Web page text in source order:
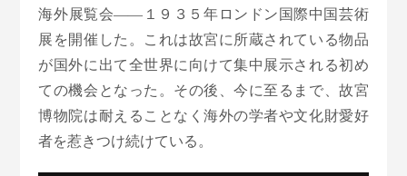
海外展覧会――１９３５年ロンドン国際中国芸術
展を開催した。これは故宮に所蔵されている物品
が国外に出て全世界に向けて集中展示される初め
ての機会となった。その後、今に至るまで、故宮
博物院は耐えることなく海外の学者や文化財愛好
者を惹きつけ続けている。